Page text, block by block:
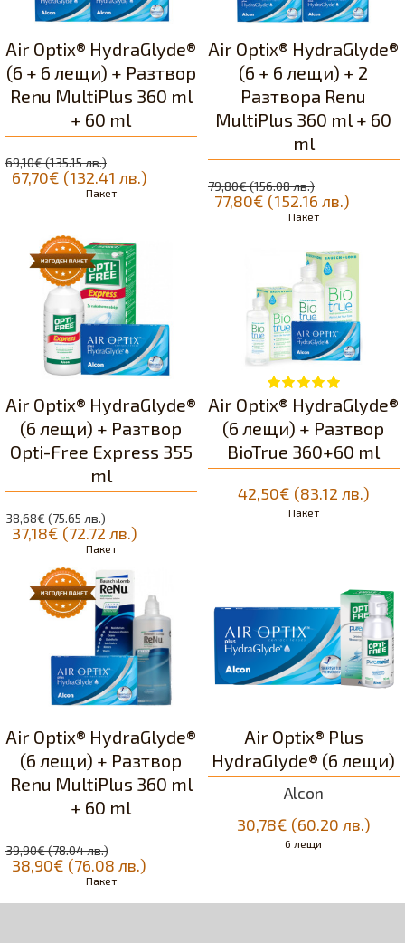
Air Optix® HydraGlyde®
(6 + 6 лещи) + Разтвор
Renu MultiPlus 360 ml
+ 60 ml
67,70€ (132.41 лв.)
69,10€ (135.15 лв.)
Пакет
Air Optix® HydraGlyde®
(6 + 6 лещи) + 2
Разтвора Renu
MultiPlus 360 ml + 60
ml
77,80€ (152.16 лв.)
79,80€ (156.08 лв.)
Пакет
Air Optix® HydraGlyde®
(6 лещи) + Разтвор
Opti-Free Express 355
ml
37,18€ (72.72 лв.)
38,68€ (75.65 лв.)
Пакет
Air Optix® HydraGlyde®
(6 лещи) + Разтвор
BioTrue 360+60 ml
42,50€ (83.12 лв.)
Пакет
Air Optix® HydraGlyde®
(6 лещи) + Разтвор
Renu MultiPlus 360 ml
+ 60 ml
38,90€ (76.08 лв.)
39,90€ (78.04 лв.)
Пакет
Alcon
Air Optix® Plus
HydraGlyde® (6 лещи)
30,78€ (60.20 лв.)
6 лещи